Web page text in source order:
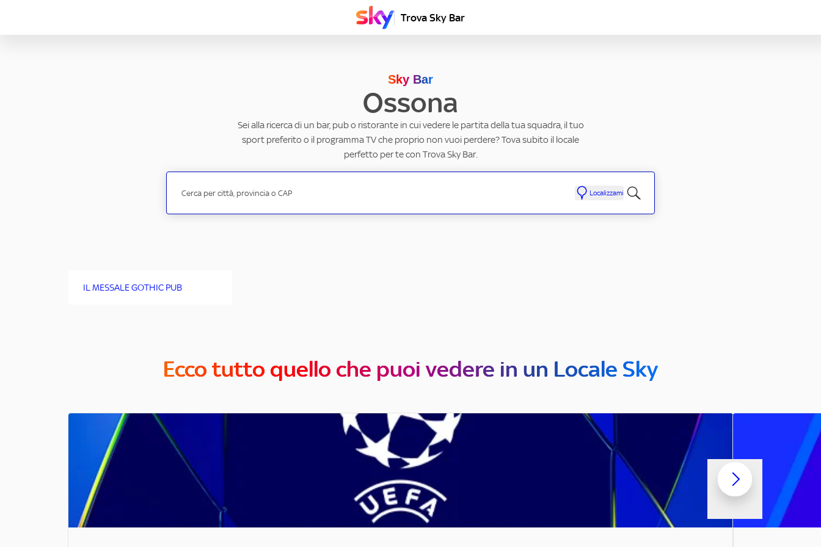
Trova Sky Bar
Sky Bar
Ossona
Sei alla ricerca di un bar, pub o ristorante in cui vedere le partita della tua squadra, il tuo
sport preferito o il programma TV che proprio non vuoi perdere? Tova subito il locale
perfetto per te con Trova Sky Bar.
Localizzami
IL MESSALE GOTHIC PUB
Ecco tutto quello che puoi vedere in un Locale Sky